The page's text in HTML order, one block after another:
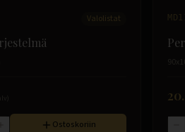
Valolistat
Ostoskoriin